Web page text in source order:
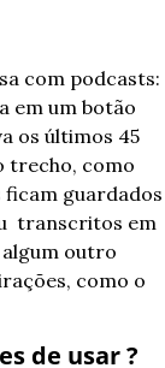
com podcasts:
em um botão
os últimos 45
trecho, como
ficam guardados
transcritos em
outro
como o
de usar ?